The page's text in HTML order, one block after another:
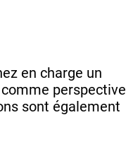
en charge un
perspective
sont également